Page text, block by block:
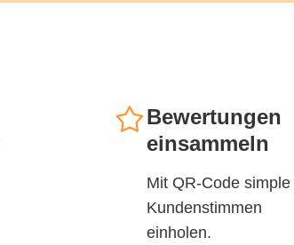
Bewertungen
einsammeln
Mit QR-Code simple
Kundenstimmen
einholen.